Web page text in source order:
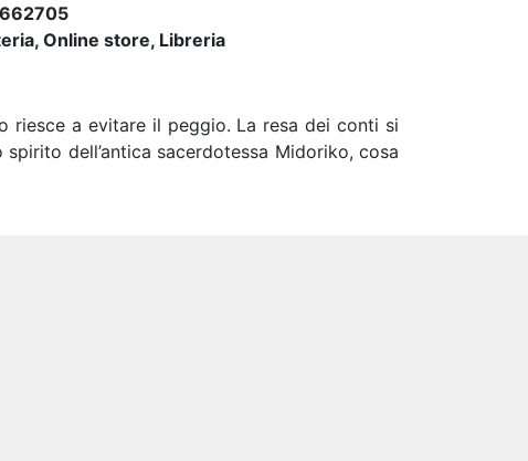
Online store, Libreria
riesce a evitare il peggio. La resa dei conti si
dell’antica sacerdotessa Midoriko, cosa